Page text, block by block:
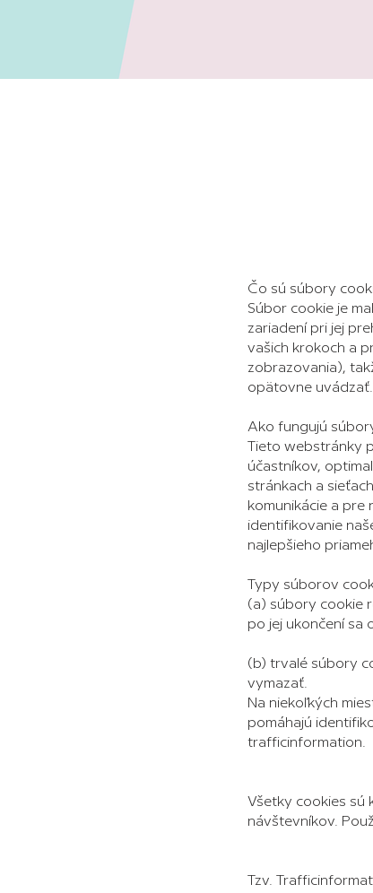
Čo sú súbory
Súbor cookie je
zariadení pri jej
vašich krokoch a
zobrazovania),
opätovne uvádzať.
Ako fungujú
Tieto webstránky
účastníkov,
stránkach a
komunikácie a pre
identifikovanie
najlepšieho
Typy súborov
(a) súbory cookie
po jej ukončení sa
(b) trvalé súbory
vymazať.
Na niekoľkých
pomáhajú
trafficinformation.
Všetky cookies sú
návštevníkov.
Tzv.